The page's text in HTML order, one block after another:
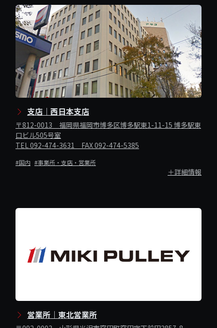
支店｜西日本支店
〒812-0013 福岡県福岡市博多区博多駅東1-11-15 博多駅東
口ビル505号室
TEL 092-474-3631 FAX 092-474-5385
#国内 #事業所・支店・営業所
＋詳細情報
営業所｜東北営業所